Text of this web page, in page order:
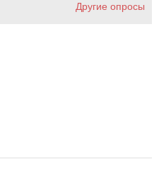
Другие опросы